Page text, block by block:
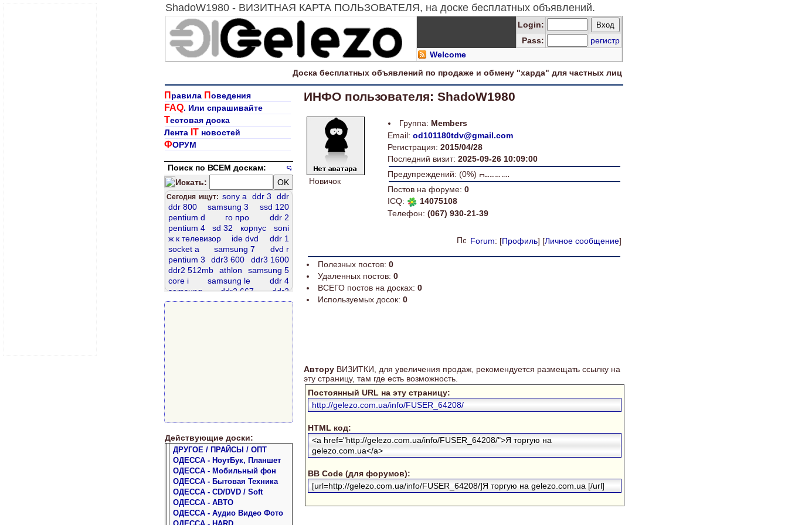
ShadoW1980 - ВИЗИТНАЯ КАРТА ПОЛЬЗОВАТЕЛЯ, на доске бесплатных объявлений.
Login:
Pass:
регистр
Welcome
Доска бесплатных объявлений по продаже и обмену "харда" для частных лиц
П равила Поведения
FAQ. Или спрашивайте
Тестовая доска
Лента ITновостей
ФОРУМ
Поиск по ВСЕМ доскам:
Искать:
Сегодня ищут: sony a ddr 3
ddr
ddr 800
samsung 3
ssd 120
pentium d
го про
ddr 2
pentium 4
sd 32 корпус
soni
ж к телевизор
ide dvd
ddr 1
socket а
samsung 7
dvd r
pentium 3
ddr3 600
ddr3 1600
ddr2 512mb
athlon
samsung 5
core i
samsung le
ddr 4
samsung
ddr2 667
ddr2
sata 320
dimm
ddr 2gb
Действующие доски:
ДРУГОЕ / ПРАЙСЫ / ОПТ
ОДЕССА - НоутБук, Планшет
ОДЕССА - Мобильный фон
ОДЕССА - Бытовая Техника
ОДЕССА - CD/DVD / Soft
ОДЕССА - АВТО
ОДЕССА - Аудио Видео Фото
ИНФО пользователя: ShadoW1980
Новичок
Группа: Members
Email: od101180tdv@gmail.com
Регистрация: 2015/04/28
Последний визит: 2025-09-26 10:09:00
Предупреждений: (0%)
Постов на форуме: 0
ICQ:
14075108
Телефон: (067) 930-21-39
Forum: [Профиль] [Личное сообщение]
Полезных постов: 0
Удаленных постов: 0
ВСЕГО постов на досках: 0
Используемых досок: 0
АвторуВИЗИТКИ, для увеличения продаж, рекомендуется размещать ссылку на
эту страницу, там где есть возможность.
Постоянный URL на эту страницу:
http://gelezo.com.ua/info/FUSER_64208/
HTML код:
<a href="http://gelezo.com.ua/info/FUSER_64208/">Я торгую на
gelezo.com.ua</a>
BB Code (для форумов):
[url=http://gelezo.com.ua/info/FUSER_64208/]Я торгую на gelezo.com.ua [/url]